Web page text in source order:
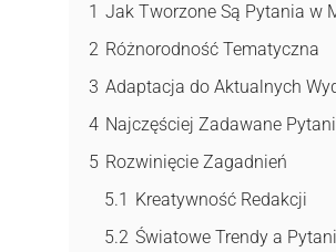
1 Jak Tworzone Są Pytania w
2 Różnorodność Tematyczna
3 Adaptacja do Aktualnych
4 Najczęściej Zadawane
5 Rozwinięcie Zagadnień
5.1
Kreatywność Redakcji
5.2 Światowe Trendy a